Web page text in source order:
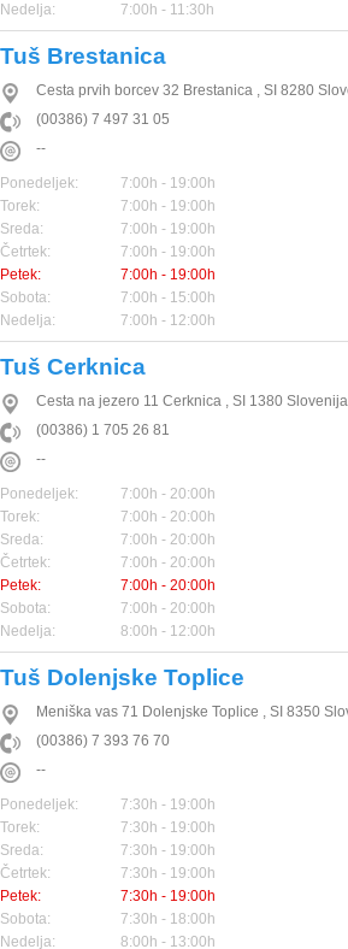
Nedelja:
7:00h - 11:30h
Tuš Brestanica
Cesta prvih borcev 32 Brestanica , SI 8280
(00386) 7 497 31 05
--
Ponedeljek:
7:00h - 19:00h
Torek:
7:00h - 19:00h
Sreda:
7:00h - 19:00h
Četrtek:
7:00h - 19:00h
Petek:
7:00h - 19:00h
Sobota:
7:00h - 15:00h
Nedelja:
7:00h - 12:00h
Tuš Cerknica
Cesta na jezero 11 Cerknica , SI 1380 Slovenija
(00386) 1 705 26 81
--
Ponedeljek:
7:00h - 20:00h
Torek:
7:00h - 20:00h
Sreda:
7:00h - 20:00h
Četrtek:
7:00h - 20:00h
Petek:
7:00h - 20:00h
Sobota:
7:00h - 20:00h
Nedelja:
8:00h - 12:00h
Tuš Dolenjske Toplice
Meniška vas 71 Dolenjske Toplice , SI 8350
(00386) 7 393 76 70
--
Ponedeljek:
7:30h - 19:00h
Torek:
7:30h - 19:00h
Sreda:
7:30h - 19:00h
Četrtek:
7:30h - 19:00h
Petek:
7:30h - 19:00h
Sobota:
7:30h - 18:00h
Nedelja:
8:00h - 13:00h